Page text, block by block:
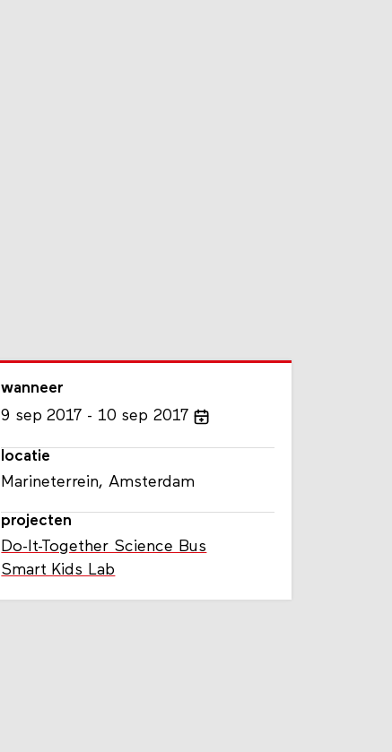
wanneer
9 sep 2017 10 sep 2017
locatie
Marineterrein, Amsterdam
projecten
Do-It-Together Science Bus
Smart Kids Lab